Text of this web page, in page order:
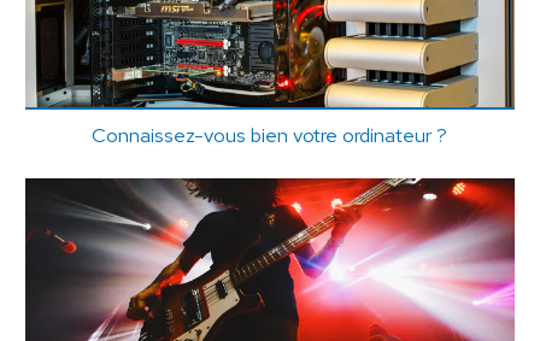
Connaissez-vous bien votre ordinateur ?